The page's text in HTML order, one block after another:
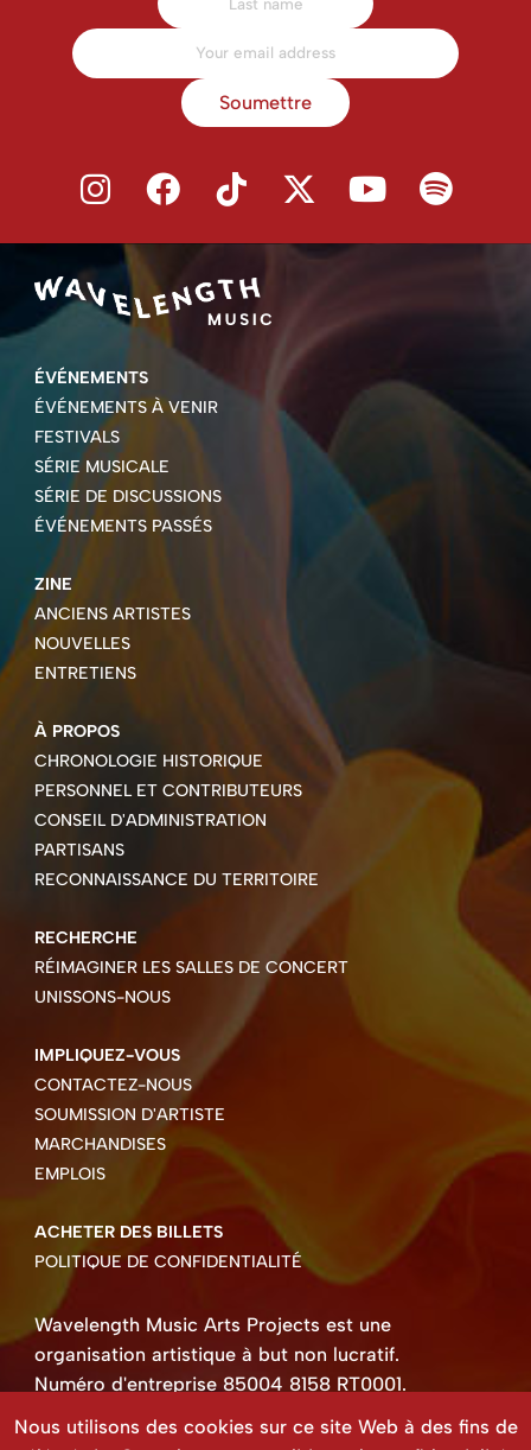
Soumettre
ÉVÉNEMENTS
ÉVÉNEMENTS À VENIR
FESTIVALS
SÉRIE MUSICALE
SÉRIE DE DISCUSSIONS
ÉVÉNEMENTS PASSÉS
ZINE
ANCIENS ARTISTES
NOUVELLES
ENTRETIENS
À PROPOS
CHRONOLOGIE HISTORIQUE
PERSONNEL ET CONTRIBUTEURS
CONSEIL D'ADMINISTRATION
PARTISANS
RECONNAISSANCE DU TERRITOIRE
RECHERCHE
RÉIMAGINER LES SALLES DE CONCERT
UNISSONS-NOUS
IMPLIQUEZ-VOUS
CONTACTEZ-NOUS
SOUMISSION D'ARTISTE
MARCHANDISES
EMPLOIS
ACHETER DES BILLETS
POLITIQUE DE CONFIDENTIALITÉ
Wavelength Music Arts Projects est une
organisation artistique à but non lucratif.
Numéro d'entreprise 85004 8158 RT0001.
Droits d'auteur ©2026 Wavelength Music Art
Projects
Nous utilisons des cookies sur ce site Web à des fins de